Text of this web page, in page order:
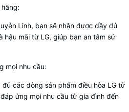
Linh, bạn sẽ nhận được đầy đủ
hậu mãi từ LG, giúp bạn an tâm sử
mọi nhu cầu:
các dòng sản phẩm điều hòa LG từ
ứng mọi nhu cầu từ gia đình đến